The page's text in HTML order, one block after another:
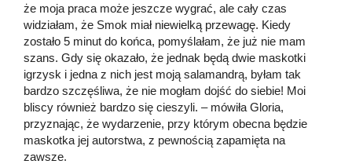
że moja praca może jeszcze wygrać, ale cały czas
widziałam, że Smok miał niewielką przewagę. Kiedy
zostało 5 minut do końca, pomyślałam, że już nie mam
szans. Gdy się okazało, że jednak będą dwie maskotki
igrzysk i jedna z nich jest moją salamandrą, byłam tak
bardzo szczęśliwa, że nie mogłam dojść do siebie! Moi
bliscy również bardzo się cieszyli. – mówiła Gloria,
przyznając, że wydarzenie, przy którym obecna będzie
maskotka jej autorstwa, z pewnością zapamięta na
zawsze.